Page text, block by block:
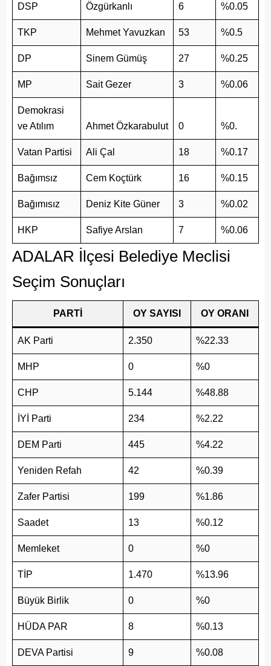
DSP
Özgürkanlı
6 %0.05
TKP Mehmet Yavuzkan 53 %0.5
DP Sinem Gümüş 27 %0.25
MP Sait Gezer 3 %0.06
Demokrasi
ve Atılım
Ahmet Özkarabulut 0 %0.
Vatan Partisi Ali Çal 18 %0.17
Bağımsız Cem Koçtürk 16 %0.15
Bağımısız Deniz Kite Güner 3 %0.02
HKP Safiye Arslan 7 %0.06
ADALAR İlçesi Belediye Meclisi
Seçim Sonuçları
PARTİ OY SAYISI OY ORANI
AK Parti 2.350 %22.33
MHP 0 %0
CHP 5.144 %48.88
İYİ Parti 234 %2.22
DEM Parti 445 %4.22
Yeniden Refah 42 %0.39
Zafer Partisi 199 %1.86
Saadet 13 %0.12
Memleket 0 %0
TİP 1.470 %13.96
Büyük Birlik 0 %0
HÜDA PAR 8 %0.13
DEVA Partisi 9 %0.08